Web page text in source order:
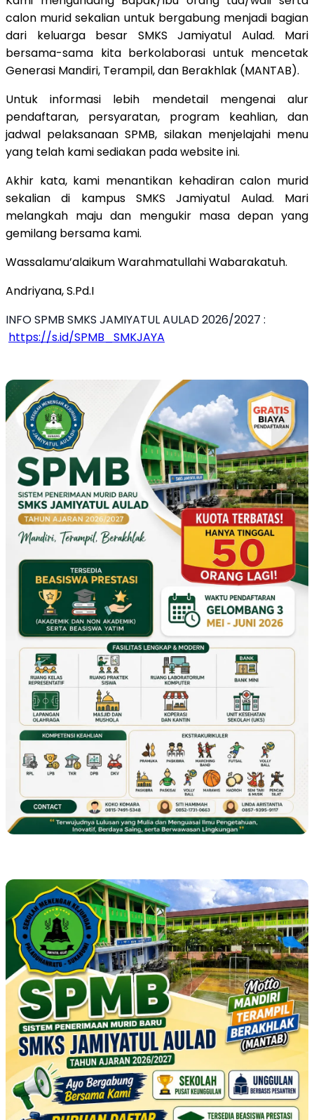
calon murid sekalian untuk bergabung menjadi bagian
dari keluarga besar SMKS Jamiyatul Aulad. Mari
bersama-sama kita berkolaborasi untuk mencetak
Generasi Mandiri, Terampil, dan Berakhlak (MANTAB).
​Untuk informasi lebih mendetail mengenai alur
pendaftaran, persyaratan, program keahlian, dan
jadwal pelaksanaan SPMB, silakan menjelajahi menu
yang telah kami sediakan pada website ini.
​Akhir kata, kami menantikan kehadiran calon murid
sekalian di kampus SMKS Jamiyatul Aulad. Mari
melangkah maju dan mengukir masa depan yang
gemilang bersama kami.
​Wassalamu’alaikum Warahmatullahi Wabarakatuh.
​Andriyana, S.Pd.I
INFO SPMB SMKS JAMIYATUL AULAD 2026/2027 :
https://s.id/SPMB_SMKJAYA